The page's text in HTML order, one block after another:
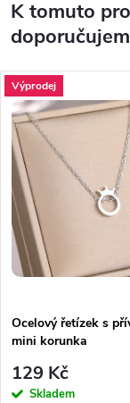
K tomuto
Výprodej
Ocelový řetízek s
mini korunka
129 Kč
Skladem